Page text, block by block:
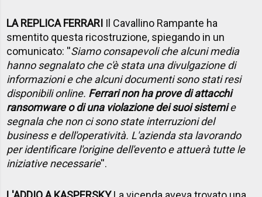
LA REPLICA FERRARI Il Cavallino Rampante ha
smentito questa ricostruzione, spiegando in un
comunicato: ''Siamo consapevoli che alcuni media
hanno segnalato che c'è stata una divulgazione di
informazioni e che alcuni documenti sono stati resi
disponibili online. Ferrari non ha prove di attacchi
ransomware o di una violazione dei suoi sistemie
segnala che non ci sono state interruzioni del
business e dell'operatività. L'azienda sta lavorando
per identificare l'origine dell'evento e attuerà tutte le
iniziative necessarie''.